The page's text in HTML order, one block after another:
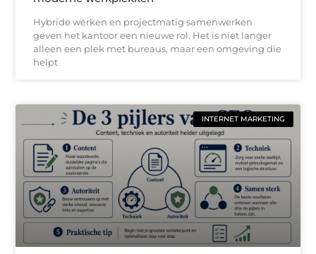
Hybride werken en projectmatig samenwerken
geven het kantoor een nieuwe rol. Het is niet langer
alleen een plek met bureaus, maar een omgeving die
helpt
INTERNET MARKETING